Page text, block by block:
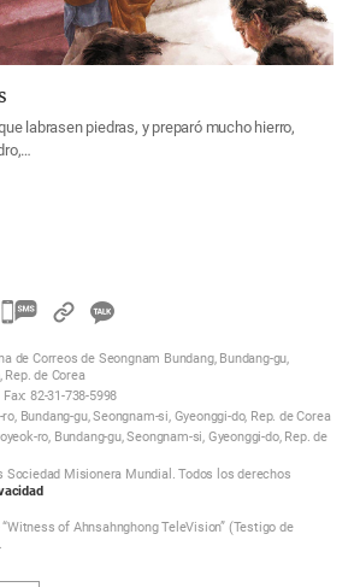
labrasen piedras, y preparó mucho hierro,
카
오
톡
공
하
de Correos de Seongnam Bundang, Bundang-gu,
Rep. de Corea
82-31-738-5998
Bundang-gu, Seongnam-si, Gyeonggi-do, Rep. de Corea
ro, Bundang-gu, Seongnam-si, Gyeonggi-do, Rep. de
Sociedad Misionera Mundial. Todos los derechos
of Ahnsahnghong TeleVision” (Testigo de